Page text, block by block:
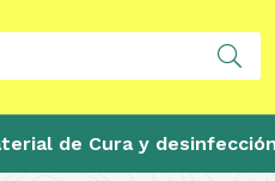
de Cura y desinfección